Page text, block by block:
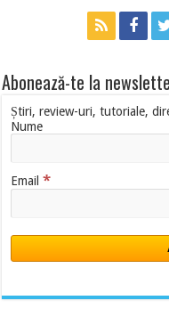
Abonează-te la
Știri, review-uri, tutoriale,
Nume
Email*